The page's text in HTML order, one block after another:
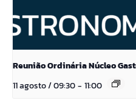
Reunião Ordinária Núcleo
11 agosto / 09:30- 11:00